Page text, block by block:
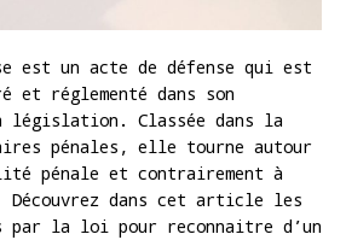
est un acte de défense qui est
et réglementé dans son
Classée dans la
pénales, elle tourne autour
pénale et contrairement à
dans cet article les
par la loi pour reconnaitre d’un